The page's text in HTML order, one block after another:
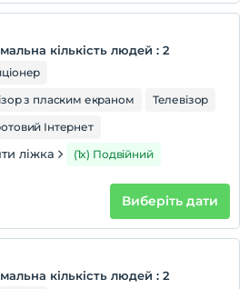
кількість людей : 2
з пласким екраном
Телевізор
Інтернет
ліжка (1x) Подвійний
Виберіть дати
кількість людей : 2